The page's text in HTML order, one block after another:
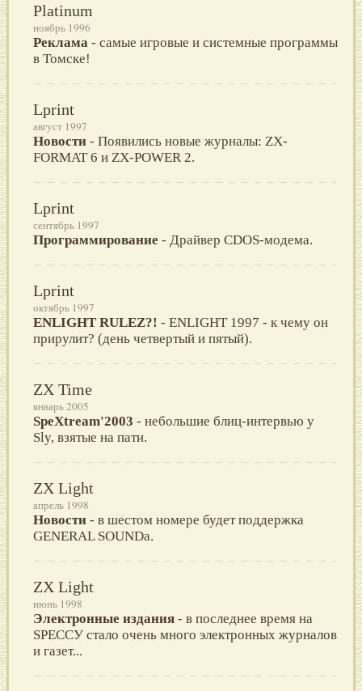
Platinum
ноябрь 1996
Реклама - самые игровые и системные программы
в Томске!
Lprint
август 1997
Новости - Появились новые журналы: ZX-
FORMAT 6 и ZX-POWER 2.
Lprint
сентябрь 1997
Программирование - Драйвер CDOS-модема.
Lprint
октябрь 1997
ENLIGHT RULEZ?! - ENLIGHT 1997 - к чему он
прирулит? (день четвертый и пятый).
ZX Time
январь 2005
SрeXtreаm'2003 - нeбольшиe блиц-интeрвью у
Sly, взятыe на пати.
ZX Light
апрель 1998
Новости - в шестом номере будет поддержка
GENERAL SOUNDа.
ZX Light
июнь 1998
Электронные издания - в пocледнее время нa
SPECCУ cтaлo oчень мнoгo электрoнных журнaлoв
и гaзет...